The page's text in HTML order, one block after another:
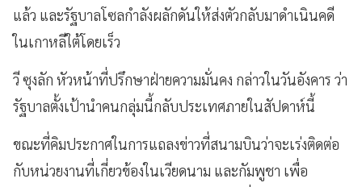
แล้ว และรัฐบาลโซลกำลังผลักดันให้ส่งตัวกลับมาดำเนินคดี
ในเกาหลีใต้โดยเร็ว
วี ซุงลัก หัวหน้าที่ปรึกษาฝ่ายความมั่นคง กล่าวในวันอังคาร ว่า
รัฐบาลตั้งเป้านำคนกลุ่มนี้กลับประเทศภายในสัปดาห์นี้
ขณะที่คิมประกาศในการแถลงข่าวที่สนามบินว่าจะเร่งติดต่อ
กับหน่วยงานที่เกี่ยวข้องในเวียดนาม และกัมพูชา เพื่อ